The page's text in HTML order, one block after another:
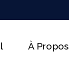
À Propos